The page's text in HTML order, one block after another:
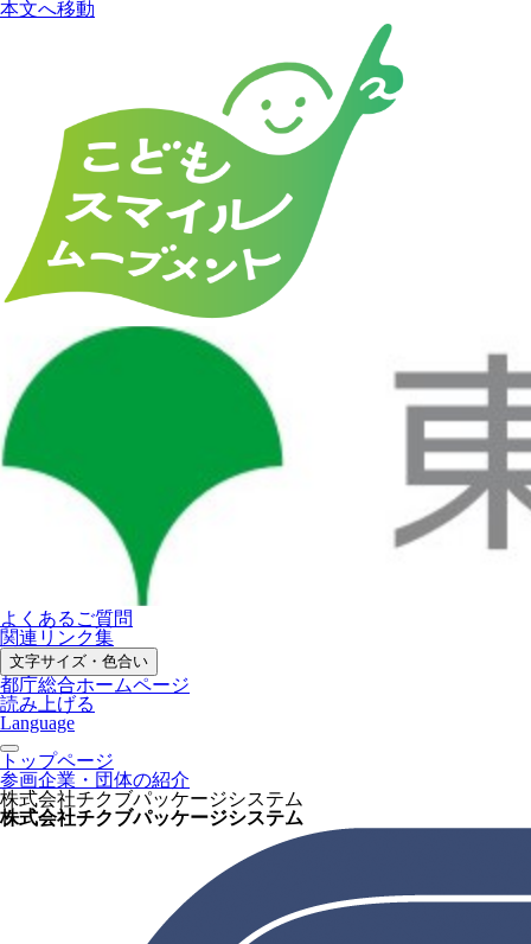
本文へ移動
よくあるご質問
関連リンク集
文字サイズ・色合い
都庁総合ホームページ
読み上げる
Language
トップページ
参画企業・団体の紹介
株式会社チクブパッケージシステム
株式会社チクブパッケージシステム